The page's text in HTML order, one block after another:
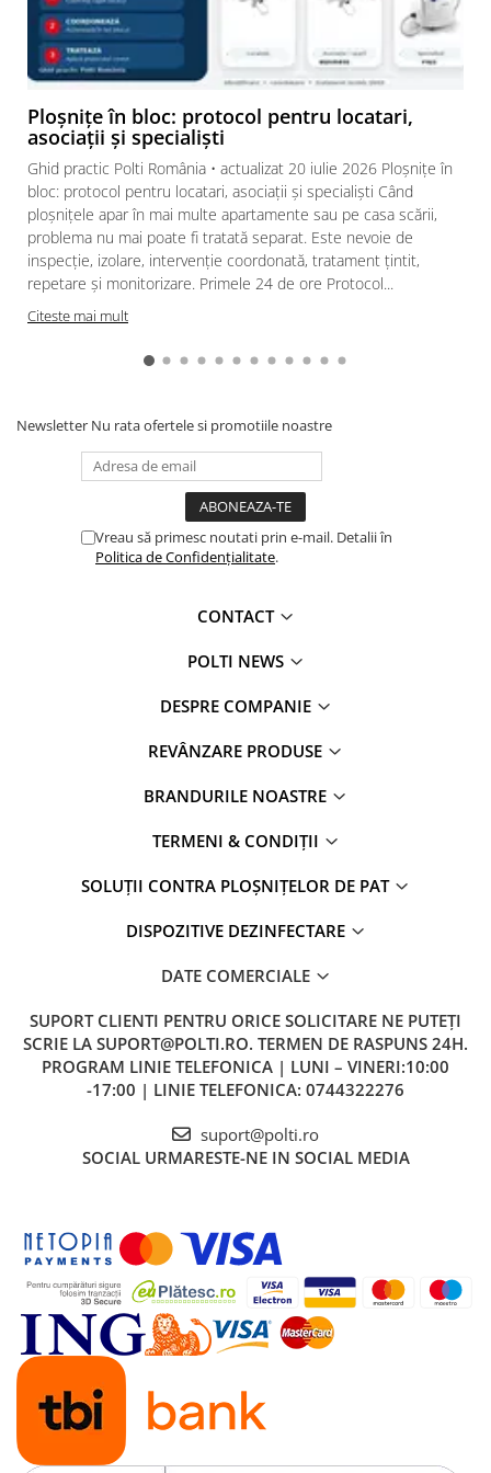
TIP PAD
ESE 44 mm, compostabil
GREUTATE
NETA PACHET
126 GR
DIMENSIUNI
9,5x9x19,8h cm
GREUTATE
PAD
7 gr cafea
DIMENSIUNE
PAD
44 mm
PRAJIRE
LENTA
Polti S.p.a. - Produs în fabrica
Italia
Ploșnițe în bloc: protocol pentru locatari,
asociații și specialiști
Ghid practic Polti România • actualizat 20 iulie 2026 Ploșnițe în
bloc: protocol pentru locatari, asociații și specialiști Când
ploșnițele apar în mai multe apartamente sau pe casa scării,
problema nu mai poate fi tratată separat. Este nevoie de
inspecție, izolare, intervenție coordonată, tratament țintit,
repetare și monitorizare. Primele 24 de ore Protocol...
Citeste mai mult
Newsletter Nu rata ofertele si promotiile noastre
Vreau să primesc noutati prin e-mail. Detalii în
Politica de Confidențialitate.
CONTACT
POLTI NEWS
DESPRE COMPANIE
REVÂNZARE PRODUSE
BRANDURILE NOASTRE
TERMENI & CONDIȚII
SOLUȚII CONTRA PLOȘNIȚELOR DE PAT
DISPOZITIVE DEZINFECTARE
DATE COMERCIALE
SUPORT CLIENTI PENTRU ORICE SOLICITARE NE PUTEȚI
SCRIE LA SUPORT@POLTI.RO. TERMEN DE RASPUNS 24H.
PROGRAM LINIE TELEFONICA | LUNI – VINERI:10:00
-17:00 | LINIE TELEFONICA: 0744322276
suport@polti.ro
SOCIAL URMARESTE-NE IN SOCIAL MEDIA